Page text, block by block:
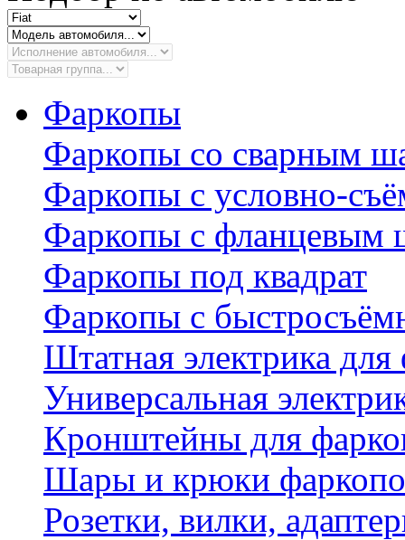
Фаркопы
Фаркопы со сварным
Фаркопы с условно-
Фаркопы с фланцевым
Фаркопы под квадрат
Фаркопы с
Штатная электрика
Универсальная
Кронштейны для
Шары и крюки
Розетки, вилки,